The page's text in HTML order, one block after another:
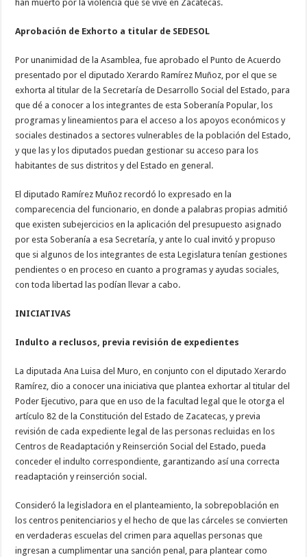
han muerto por la violencia que se vive en Zacatecas.
Aprobación de Exhorto a titular de SEDESOL
Por unanimidad de la Asamblea, fue aprobado el Punto de Acuerdo
presentado por el diputado Xerardo Ramírez Muñoz, por el que se
exhorta al titular de la Secretaría de Desarrollo Social del Estado, para
que dé a conocer a los integrantes de esta Soberanía Popular, los
programas y lineamientos para el acceso a los apoyos económicos y
sociales destinados a sectores vulnerables de la población del Estado,
y que las y los diputados puedan gestionar su acceso para los
habitantes de sus distritos y del Estado en general.
El diputado Ramírez Muñoz recordó lo expresado en la
comparecencia del funcionario, en donde a palabras propias admitió
que existen subejercicios en la aplicación del presupuesto asignado
por esta Soberanía a esa Secretaría, y ante lo cual invitó y propuso
que si algunos de los integrantes de esta Legislatura tenían gestiones
pendientes o en proceso en cuanto a programas y ayudas sociales,
con toda libertad las podían llevar a cabo.
INICIATIVAS
Indulto a reclusos, previa revisión de expedientes
La diputada Ana Luisa del Muro, en conjunto con el diputado Xerardo
Ramírez, dio a conocer una iniciativa que plantea exhortar al titular del
Poder Ejecutivo, para que en uso de la facultad legal que le otorga el
artículo 82 de la Constitución del Estado de Zacatecas, y previa
revisión de cada expediente legal de las personas recluidas en los
Centros de Readaptación y Reinserción Social del Estado, pueda
conceder el indulto correspondiente, garantizando así una correcta
readaptación y reinserción social.
Consideró la legisladora en el planteamiento, la sobrepoblación en
los centros penitenciarios y el hecho de que las cárceles se convierten
en verdaderas escuelas del crimen para aquellas personas que
ingresan a cumplimentar una sanción penal, para plantear como